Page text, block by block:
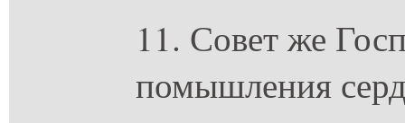
11. Совет же
помышления